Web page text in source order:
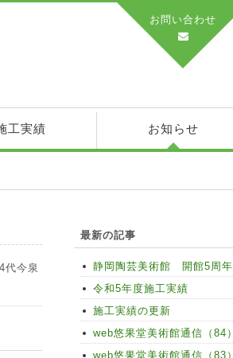
お問い合わせ
工実績 お知らせ
代今泉
最新の記事
静岡陶芸美術館 開館5周年
令和5年度施工実績
施工実績の更新
web悠果堂美術館通信（84）
web悠果堂美術館通信（83）